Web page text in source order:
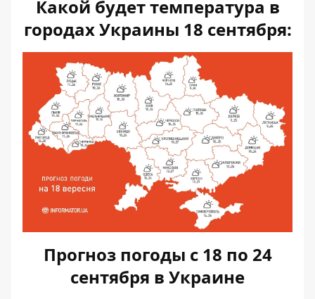
Какой будет температура в
городах Украины 18 сентября:
Прогноз погоды с 18 по 24
сентября в Украине